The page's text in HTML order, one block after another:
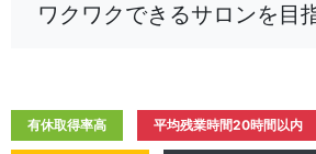
ワクワクできるサロンを目
有休取得率高 平均残業時間20時間以内